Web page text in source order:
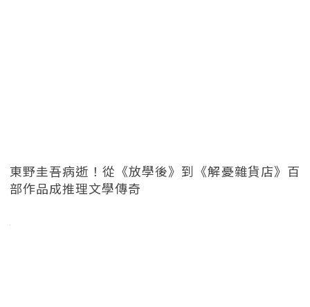
東野圭吾病逝！從《放學後》到《解憂雜貨店》百
部作品成推理文學傳奇